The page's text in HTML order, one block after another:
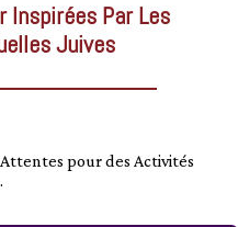
Inspirées Par Les
Juives
pour des Activités